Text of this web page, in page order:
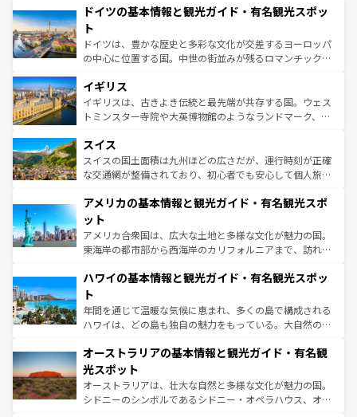
せる。地方によって風土や気候が異なるスペインはその個
ンテンツ一覧 を参照してほしい。
で、幅広い魅力が詰まっている。華麗な宮殿、歴史的な大
聖堂、美しいビーチ、そして豊かな自然が、訪れる者を心
から魅了する。また、フランスは美食の国としても知ら
れ、フランス料理はユネスコ無形文化遺産にも登録されて
香り高いラベンダー畑など、多彩な楽しみ方が可能だ。さ
らに、パリ以外の地域にも魅力が溢れており、どの街角に
も豊かな歴史と文化が息づいている。パリ以外の個性あふ
を参照してほしい。
ドイツの基本情報と観光ガイド・有名観光スポッ
ト
ドイツは、豊かな歴史と多彩な文化が交差するヨーロッパ
の中心に位置する国。中世の街並みが残るロマンチック街
顔を持つこの国は、どこを歩いても飽きることがない。ベ
ルリンの文化的活気、バイエルン州のアルプスの絶景、そ
してライン川沿いのワイン畑といった風景は必見。ビール
は、お酒好きな人にはぜひ体験してほしい。 なお、新着の
ドイツ情報はコンテンツ一覧を参照してほしい。
イギリス
イギリスは、古きよき伝統と最先端が共存する国。ウェス
トミンスター寺院や大英博物館のようなランドマーク、歴
リアごとに異なる魅力がある。また、優雅なアフタヌーン
ティー、ビール好きにはたまらない英国パブ、サッカー観
戦など、本場だからこそできる体験も豊富。イギリスを旅
ンツ一覧を参照してほしい。
スイス
スイスの国土面積は九州ほどの広さだが、運行時刻が正確
な交通網が整備されており、初心者でも安心して個人旅行
の建物がそのまま残る町や、スイスならではのユニークな
博物館もあり、アルプス観光だけでなく町歩きも満喫する
ことができる。国民の所得が高いため物価も高いが、旅行
者向けの交通パス提供のサービスもあり、うまく活用すれ
着のスイス情報はコンテンツ一覧を参照してほしい。
アメリカの基本情報と観光ガイド・有名観光スポ
ット
アメリカ合衆国は、広大な土地と多様な文化が魅力の国。
東海岸の都市部から西海岸のカリフォルニアまで、訪れる
のような巨大都市は、観光、ショッピング、エンターテイ
ンメントが詰まった刺激的なスポットだ。一方、アメリカ
西部には大自然が広がり、グランドキャニオンやイエロー
ストーン国立公園といった絶景が堪能できる。さらに、南
文化が魅力。旅行者はアメリカの各地域で異なる魅力を楽
しみながら、その多様性と豊かな歴史を感じることができ
るだろう。車でのロードトリップや列車の旅も、アメリカ
ならではの贅沢な旅のスタイルだ。 なお、新着のアメリカ
情報は コンテンツ一覧 を参照してほしい。
ハワイの基本情報と観光ガイド・有名観光スポッ
ト
年間を通じて温暖な気候に恵まれ、多くの島で構成される
ハワイは、どの島も独自の魅力をもっている。大自然の神
ワイ島は見逃せない。また、定番の観光地といえばオアフ
島だが、静かな自然を求めるならマウイ島やカウアイ島が
おすすめ。エメラルドグリーンに輝く海をはじめ、豊かな
文化や歴史が息づいている。「アロハスピリット」と呼ば
オーストラリアの基本情報と観光ガイド・有名観
光スポット
オーストラリアは、壮大な自然と多様な文化が魅力の国。
シドニーのシンボルであるシドニー・オペラハウス、オー